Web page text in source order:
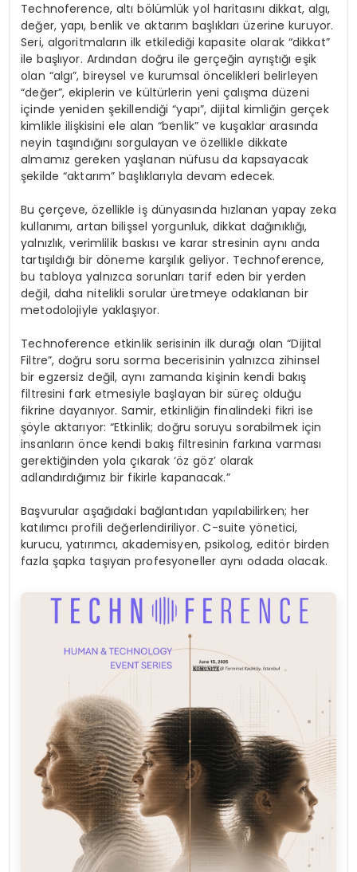
Technoference, altı bölümlük yol haritasını dikkat, algı,
değer, yapı, benlik ve aktarım başlıkları üzerine kuruyor.
Seri, algoritmaların ilk etkilediği kapasite olarak “dikkat”
ile başlıyor. Ardından doğru ile gerçeğin ayrıştığı eşik
olan “algı”, bireysel ve kurumsal öncelikleri belirleyen
“değer”, ekiplerin ve kültürlerin yeni çalışma düzeni
içinde yeniden şekillendiği “yapı”, dijital kimliğin gerçek
kimlikle ilişkisini ele alan “benlik” ve kuşaklar arasında
neyin taşındığını sorgulayan ve özellikle dikkate
almamız gereken yaşlanan nüfusu da kapsayacak
şekilde “aktarım” başlıklarıyla devam edecek.
Bu çerçeve, özellikle iş dünyasında hızlanan yapay zeka
kullanımı, artan bilişsel yorgunluk, dikkat dağınıklığı,
yalnızlık, verimlilik baskısı ve karar stresinin aynı anda
tartışıldığı bir döneme karşılık geliyor. Technoference,
bu tabloya yalnızca sorunları tarif eden bir yerden
değil, daha nitelikli sorular üretmeye odaklanan bir
metodolojiyle yaklaşıyor.
Technoference etkinlik serisinin ilk durağı olan “Dijital
Filtre”, doğru soru sorma becerisinin yalnızca zihinsel
bir egzersiz değil, aynı zamanda kişinin kendi bakış
filtresini fark etmesiyle başlayan bir süreç olduğu
fikrine dayanıyor. Samir, etkinliğin finalindeki fikri ise
şöyle aktarıyor: “Etkinlik; doğru soruyu sorabilmek için
insanların önce kendi bakış filtresinin farkına varması
gerektiğinden yola çıkarak ‘öz göz’ olarak
adlandırdığımız bir fikirle kapanacak.”
Başvurular aşağıdaki bağlantıdan yapılabilirken; her
katılımcı profili değerlendiriliyor. C-suite yönetici,
kurucu, yatırımcı, akademisyen, psikolog, editör birden
fazla şapka taşıyan profesyoneller aynı odada olacak.